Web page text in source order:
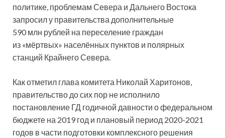
политике, проблемам Севера и Дальнего Востока
запросил у правительства дополнительные
590 млн рублей на переселение граждан
из «мёртвых» населённых пунктов и полярных
станций КрайнегоСевера.
Как отметил глава комитета Николай Харитонов,
правительство до сих пор не исполнило
постановление ГД годичной давности о федеральном
бюджете на 2019 год и плановый период 2020-2021
годов в части подготовки комплексного решения